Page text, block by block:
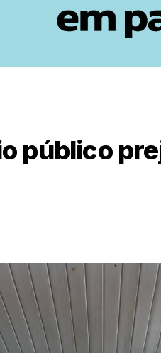
público